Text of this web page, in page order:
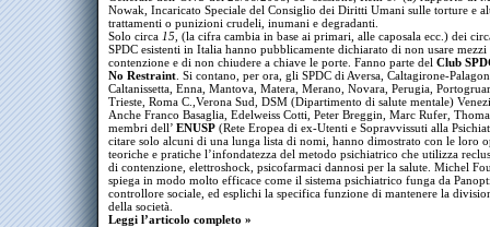
Nowak, Incaricato Speciale del Consiglio dei Diritti Umani sulle torture e
trattamenti o punizioni crudeli, inumani e degradanti.
Solo circa 15 , (la cifra cambia in base ai primari, alle caposala ecc.) dei
SPDC esistenti in Italia hanno pubblicamente dichiarato di non usare mezzi
contenzione e di non chiudere a chiave le porte. Fanno parte del Club
No Restraint . Si contano, per ora, gli SPDC di Aversa, Caltagirone-
Caltanissetta, Enna, Mantova, Matera, Merano, Novara, Perugia,
Trieste, Roma C.,Verona Sud, DSM (Dipartimento di salute mentale)
Anche Franco Basaglia, Edelweiss Cotti, Peter Breggin, Marc Rufer,
membri dell’ ENUSP (Rete Eropea di ex-Utenti e Sopravvissuti alla
citare solo alcuni di una lunga lista di nomi, hanno dimostrato con le loro
teoriche e pratiche l’infondatezza del metodo psichiatrico che utilizza
di contenzione, elettroshock, psicofarmaci dannosi per la salute. Michel
spiega in modo molto efficace come il sistema psichiatrico funga da
controllore sociale, ed esplichi la specifica funzione di mantenere la
della società.
Leggi l’articolo completo »